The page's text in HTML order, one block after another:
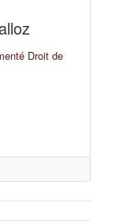
Droit de